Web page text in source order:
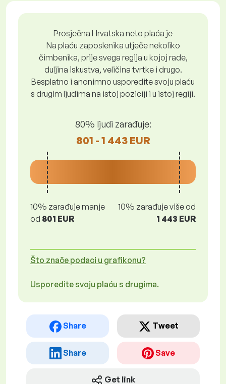
Prosječna Hrvatska neto plaća je
Na plaću zaposlenika utječe nekoliko
čimbenika, prije svega regija u kojoj rade,
duljina iskustva, veličina tvrtke i drugo.
Besplatno i anonimno usporedite svoju plaću
s drugim ljudima na istoj poziciji i u istoj regiji.
80% ljudi zarađuje:
801 - 1 443 EUR
10% zarađuje manje
od 801 EUR
10% zarađuje više od
1 443 EUR
Što znače podaci u grafikonu?
Usporedite svoju plaću s drugima.
Share Tweet
Share Save
Get link